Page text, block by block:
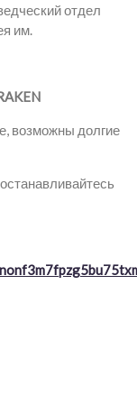
отдел
им.
возможны долгие